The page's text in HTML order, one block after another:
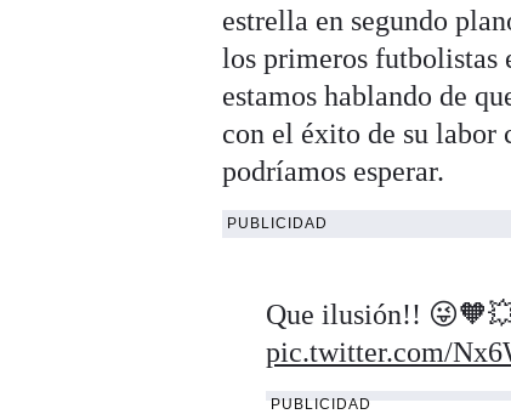
estrella en segundo
los primeros futbolistas
estamos hablando de
con el éxito de su labor
podríamos esperar.
PUBLICIDAD
Que ilusión!!
pic.twitter.com/
PUBLICIDAD